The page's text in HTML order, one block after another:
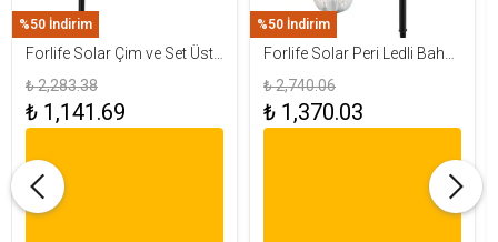
%50 İndirim
Forlife Solar Çim ve Set Üstü
Armatür 15W FL-3283
₺ 2,283.38
₺ 1,141.69
%50 İndirim
Forlife Solar Peri Ledli Bahçe
Aydınlatma Armatürü FL-
3284
₺ 2,740.06
₺ 1,370.03